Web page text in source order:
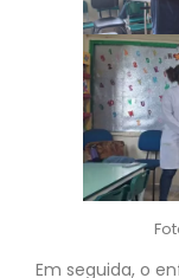
Em seguida, o